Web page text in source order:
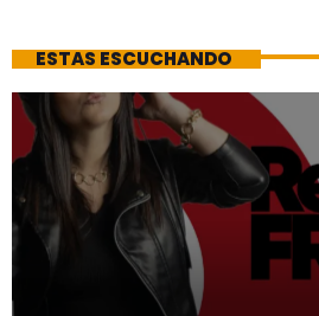
ESTAS ESCUCHANDO